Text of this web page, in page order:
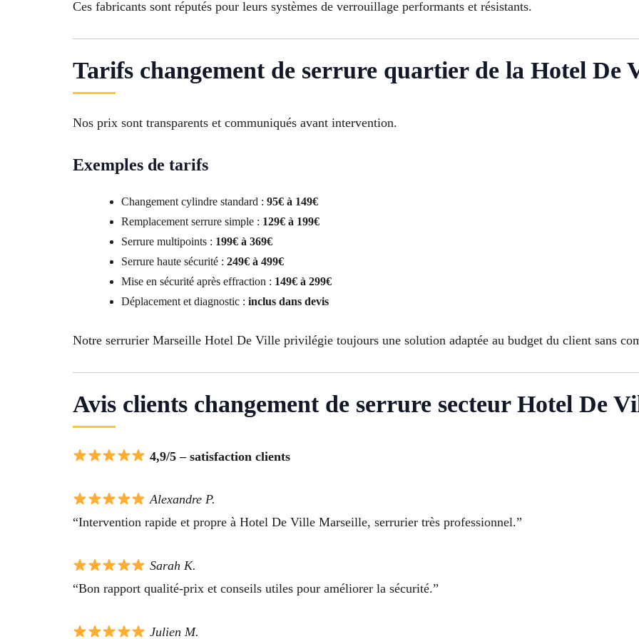
Ces fabricants sont réputés pour leurs systèmes de verrouillage performants et résistants.
Tarifs changement de serrure quartier de la Hotel De
Nos prix sont transparents et communiqués avant intervention.
Exemples de tarifs
Changement cylindre standard : 95€ à 149€
Remplacement serrure simple : 129€ à 199€
Serrure multipoints : 199€ à 369€
Serrure haute sécurité : 249€ à 499€
Mise en sécurité après effraction : 149€ à 299€
Déplacement et diagnostic : inclus dans devis
Notre serrurier Marseille Hotel De Ville privilégie toujours une solution adaptée au budget du client sans
Avis clients changement de serrure secteur Hotel De
4,9/5 – satisfaction clients
Alexandre P.
“Intervention rapide et propre à Hotel De Ville Marseille, serrurier très professionnel.”
Sarah K.
“Bon rapport qualité-prix et conseils utiles pour améliorer la sécurité.”
Julien M.